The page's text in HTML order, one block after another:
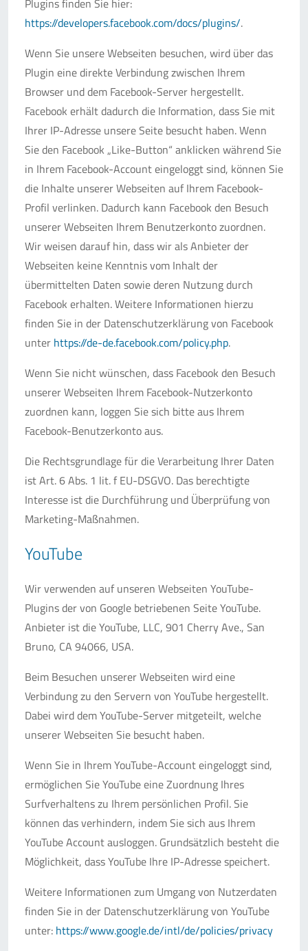
Plugins finden Sie hier:
https://developers.facebook.com/docs/plugins/.
Wenn Sie unsere Webseiten besuchen, wird über das
Plugin eine direkte Verbindung zwischen Ihrem
Browser und dem Facebook-Server hergestellt.
Facebook erhält dadurch die Information, dass Sie mit
Ihrer IP-Adresse unsere Seite besucht haben. Wenn
Sie den Facebook „Like-Button“ anklicken während Sie
in Ihrem Facebook-Account eingeloggt sind, können Sie
die Inhalte unserer Webseiten auf Ihrem Facebook-
Profil verlinken. Dadurch kann Facebook den Besuch
unserer Webseiten Ihrem Benutzerkonto zuordnen.
Wir weisen darauf hin, dass wir als Anbieter der
Webseiten keine Kenntnis vom Inhalt der
übermittelten Daten sowie deren Nutzung durch
Facebook erhalten. Weitere Informationen hierzu
finden Sie in der Datenschutzerklärung von Facebook
unter https://de-de.facebook.com/policy.php.
Wenn Sie nicht wünschen, dass Facebook den Besuch
unserer Webseiten Ihrem Facebook-Nutzerkonto
zuordnen kann, loggen Sie sich bitte aus Ihrem
Facebook-Benutzerkonto aus.
Die Rechtsgrundlage für die Verarbeitung Ihrer Daten
ist Art. 6 Abs. 1 lit. f EU-DSGVO. Das berechtigte
Interesse ist die Durchführung und Überprüfung von
Marketing-Maßnahmen.
YouTube
Wir verwenden auf unseren Webseiten YouTube-
Plugins der von Google betriebenen Seite YouTube.
Anbieter ist die YouTube, LLC, 901 Cherry Ave., San
Bruno, CA 94066, USA.
Beim Besuchen unserer Webseiten wird eine
Verbindung zu den Servern von YouTube hergestellt.
Dabei wird dem YouTube-Server mitgeteilt, welche
unserer Webseiten Sie besucht haben.
Wenn Sie in Ihrem YouTube-Account eingeloggt sind,
ermöglichen Sie YouTube eine Zuordnung Ihres
Surfverhaltens zu Ihrem persönlichen Profil. Sie
können das verhindern, indem Sie sich aus Ihrem
YouTube Account ausloggen. Grundsätzlich besteht die
Möglichkeit, dass YouTube Ihre IP-Adresse speichert.
Weitere Informationen zum Umgang von Nutzerdaten
finden Sie in der Datenschutzerklärung von YouTube
unter: https://www.google.de/intl/de/policies/privacy